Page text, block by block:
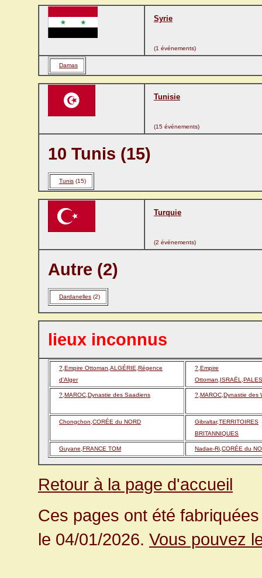
Syrie
(1 événements)
Damas
Tunisie
(15 événements)
10 Tunis (15)
Tunis (15)
Turquie
(2 événements)
Autre (2)
Dardanelles (2)
lieux inconnus
?,Empire Ottoman,ALGÉRIE,Régence
d’Alger
?,Empire
?,MAROC,Dynastie des Saadiens ?,MAROC,Dynastie des
Chongchon,CORÉE du NORD
Gibraltar,TERRITOIRES
BRITANNIQUES
Guyane,FRANCE TOM Nadae-Ri,CORÉE du
Retour à la page d'accueil
Ces pages ont été
le 04/01/2026. Vous pouvez